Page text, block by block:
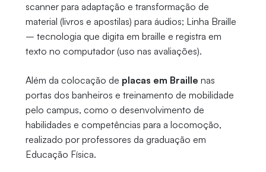
scanner para adaptação e transformação de
material (livros e apostilas) para áudios; Linha Braille
– tecnologia que digita em braille e registra em
texto no computador (uso nas avaliações).
Além da colocação de placas em Braille nas
portas dos banheiros e treinamento de mobilidade
pelo campus, como o desenvolvimento de
habilidades e competências para a locomoção,
realizado por professores da graduação em
Educação Física.